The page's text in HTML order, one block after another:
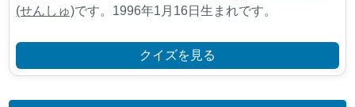
(せんしゅ)です。1996年1月16日生まれです。
クイズを見る